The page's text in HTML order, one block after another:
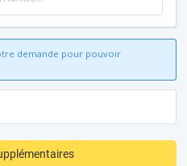
demande pour pouvoir